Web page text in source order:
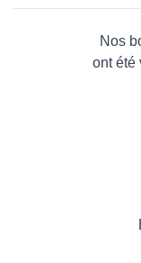
Nature et Mer
Allies of Skin
Maison & Jardin
Nos
ont été